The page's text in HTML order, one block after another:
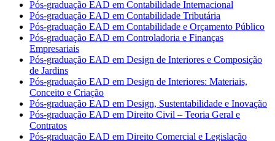
Pós-graduação EAD em Contabilidade Internacional
Pós-graduação EAD em Contabilidade Tributária
Pós-graduação EAD em Contabilidade e Orçamento Público
Pós-graduação EAD em Controladoria e Finanças
Empresariais
Pós-graduação EAD em Design de Interiores e Composição
de Jardins
Pós-graduação EAD em Design de Interiores: Materiais,
Conceito e Criação
Pós-graduação EAD em Design, Sustentabilidade e Inovação
Pós-graduação EAD em Direito Civil – Teoria Geral e
Contratos
Pós-graduação EAD em Direito Comercial e Legislação